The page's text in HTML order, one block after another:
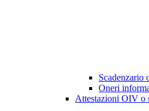
Scadenzario
Oneri
Attestazioni OIV o